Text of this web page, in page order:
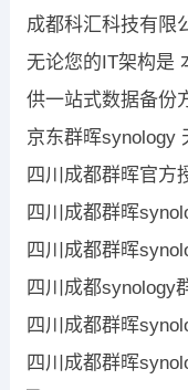
成都科汇科技有限
无论您的IT架构是
供一站式数据备份
京东群晖synology
四川成都群晖官方
四川成都群晖
四川成都群晖
四川成都synology
四川成都群晖
四川成都群晖